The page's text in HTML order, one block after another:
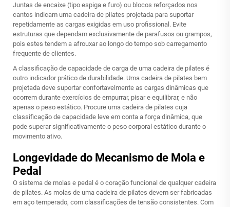
Juntas de encaixe (tipo espiga e furo) ou blocos reforçados nos
cantos indicam uma cadeira de pilates projetada para suportar
repetidamente as cargas exigidas em uso profissional. Evite
estruturas que dependam exclusivamente de parafusos ou grampos,
pois estes tendem a afrouxar ao longo do tempo sob carregamento
frequente de clientes.
A classificação de capacidade de carga de uma cadeira de pilates é
outro indicador prático de durabilidade. Uma cadeira de pilates bem
projetada deve suportar confortavelmente as cargas dinâmicas que
ocorrem durante exercícios de empurrar, pisar e equilibrar, e não
apenas o peso estático. Procure uma cadeira de pilates cuja
classificação de capacidade leve em conta a força dinâmica, que
pode superar significativamente o peso corporal estático durante o
movimento ativo.
Longevidade do Mecanismo de Mola e
Pedal
O sistema de molas e pedal é o coração funcional de qualquer cadeira
de pilates. As molas de uma cadeira de pilates devem ser fabricadas
em aço temperado, com classificações de tensão consistentes. Com